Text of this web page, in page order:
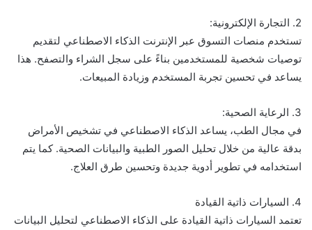
2. التجارة الإلكترونية:
تستخدم منصات التسوق عبر الإنترنت الذكاء الاصطناعي لتقديم
توصيات شخصية للمستخدمين بناءً على سجل الشراء والتصفح. هذا
يساعد في تحسين تجربة المستخدم وزيادة المبيعات.
3. الرعاية الصحية:
في مجال الطب، يساعد الذكاء الاصطناعي في تشخيص الأمراض
بدقة عالية من خلال تحليل الصور الطبية والبيانات الصحية. كما يتم
استخدامه في تطوير أدوية جديدة وتحسين طرق العلاج.
4. السيارات ذاتية القيادة
تعتمد السيارات ذاتية القيادة على الذكاء الاصطناعي لتحليل البيانات